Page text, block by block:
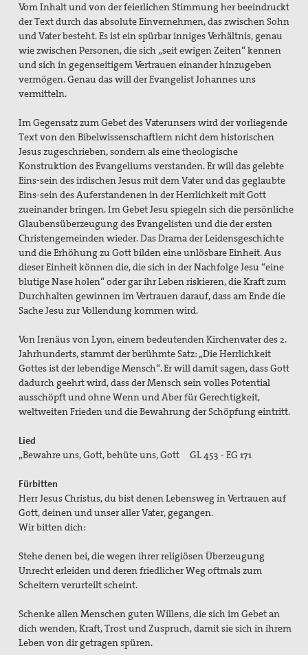
Vom Inhalt und von der feierlichen Stimmung her beeindruckt
der Text durch das absolute Einvernehmen, das zwischen Sohn
und Vater besteht. Es ist ein spürbar inniges Verhältnis, genau
wie zwischen Personen, die sich „seit ewigen Zeiten“ kennen
und sich in gegenseitigem Vertrauen einander hinzugeben
vermögen. Genau das will der Evangelist Johannes uns
vermitteln.
Im Gegensatz zum Gebet des Vaterunsers wird der vorliegende
Text von den Bibelwissenschaftlern nicht dem historischen
Jesus zugeschrieben, sondern als eine theologische
Konstruktion des Evangeliums verstanden. Er will das gelebte
Eins-sein des irdischen Jesus mit dem Vater und das geglaubte
Eins-sein des Auferstandenen in der Herrlichkeit mit Gott
zueinander bringen. Im Gebet Jesu spiegeln sich die persönliche
Glaubensüberzeugung des Evangelisten und die der ersten
Christengemeinden wieder. Das Drama der Leidensgeschichte
und die Erhöhung zu Gott bilden eine unlösbare Einheit. Aus
dieser Einheit können die, die sich in der Nachfolge Jesu “eine
blutige Nase holen“ oder gar ihr Leben riskieren, die Kraft zum
Durchhalten gewinnen im Vertrauen darauf, dass am Ende die
Sache Jesu zur Vollendung kommen wird.
Von Irenäus von Lyon, einem bedeutenden Kirchenvater des 2.
Jahrhunderts, stammt der berühmte Satz: „Die Herrlichkeit
Gottes ist der lebendige Mensch“. Er will damit sagen, dass Gott
dadurch geehrt wird, dass der Mensch sein volles Potential
ausschöpft und ohne Wenn und Aber für Gerechtigkeit,
weltweiten Frieden und die Bewahrung der Schöpfung eintritt.
Lied
„Bewahre uns, Gott, behüte uns, Gott GL 453 - EG 171
Fürbitten
Herr Jesus Christus, du bist denen Lebensweg in Vertrauen auf
Gott, deinen und unser aller Vater, gegangen.
Wir bitten dich:
Stehe denen bei, die wegen ihrer religiösen Überzeugung
Unrecht erleiden und deren friedlicher Weg oftmals zum
Scheitern verurteilt scheint.
Schenke allen Menschen guten Willens, die sich im Gebet an
dich wenden, Kraft, Trost und Zuspruch, damit sie sich in ihrem
Leben von dir getragen spüren.